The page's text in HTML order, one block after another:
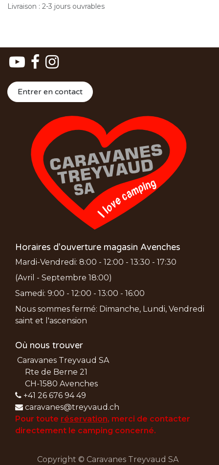
Livraison : 2-3 jours ouvrables
Entrer en contact
Horaires d'ouverture magasin Avenches
Mardi-Vendredi: 8:00 - 12:00 - 13:30 - 17:30
(Avril - Septembre 18:00)
Samedi: 9:00 - 12:00 - 13:00 - 16:00
Nous sommes fermé: Dimanche, Lundi, Vendredi
saint et l'ascension
Où nous trouver
Caravanes Treyvaud SA
Rte de Berne 21
CH-1580 Avenches
+41 26 676 94 49
caravanes@treyvaud.ch
Pour toute réservation, merci de contacter
directement le camping concerné.
Copyright © Caravanes Treyvaud SA